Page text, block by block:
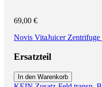
69,00 €
Novis VitaJuicer Zentrifuge
Ersatzteil
In den Warenkorb